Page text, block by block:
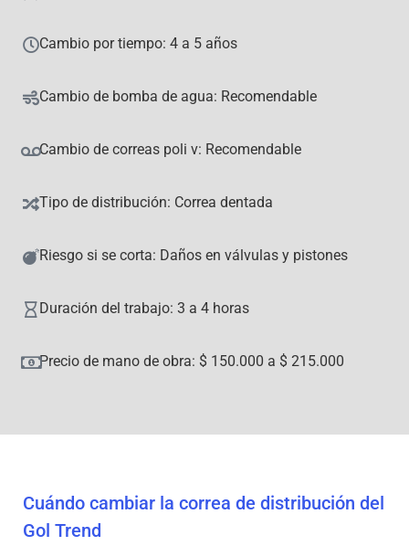
Cambio por tiempo: 4 a 5 años
Cambio de bomba de agua: Recomendable
Cambio de correas poli v: Recomendable
Tipo de distribución: Correa dentada
Riesgo si se corta: Daños en válvulas y pistones
Duración del trabajo: 3 a 4 horas
Precio de mano de obra: $ 150.000 a $ 215.000
Cuándo cambiar la correa de distribución del
Gol Trend